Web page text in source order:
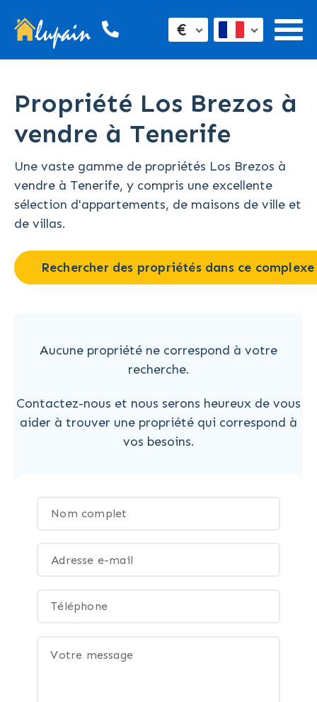
€
Propriété Los Brezos à
vendre à Tenerife
Une vaste gamme de propriétés Los Brezos à
vendre à Tenerife, y compris une excellente
sélection d'appartements, de maisons de ville et
de villas.
Rechercher des propriétés dans ce complexe
Aucune propriété ne correspond à votre
recherche.
Contactez-nous et nous serons heureux de vous
aider à trouver une propriété qui correspond à
vos besoins.